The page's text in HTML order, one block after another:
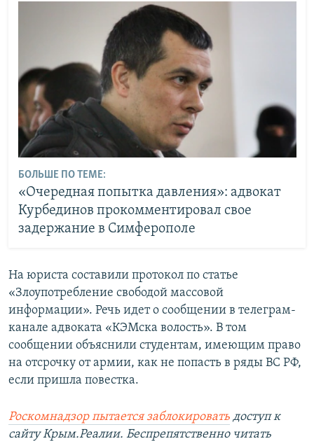
БОЛЬШЕ ПО ТЕМЕ:
«Очередная попытка давления»: адвокат
Курбединов прокомментировал свое
задержание в Симферополе
На юриста составили протокол по статье
«Злоупотребление свободой массовой
информации». Речь идет о сообщении в телеграм-
канале адвоката «КЭМска волость». В том
сообщении объяснили студентам, имеющим право
на отсрочку от армии, как не попасть в ряды ВС РФ,
если пришла повестка.
Роскомнадзор пытается заблокировать доступ к
сайту Крым.Реалии. Беспрепятственно читать